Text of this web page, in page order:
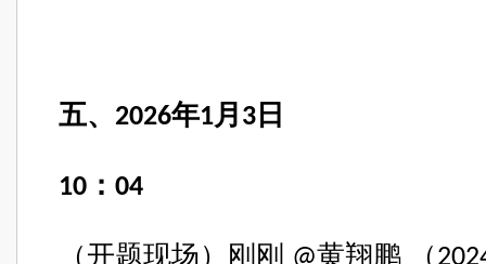
五、 2026年1月 3 日
10 ： 04
（开题现场） 刚刚 @黄翔鹏 （